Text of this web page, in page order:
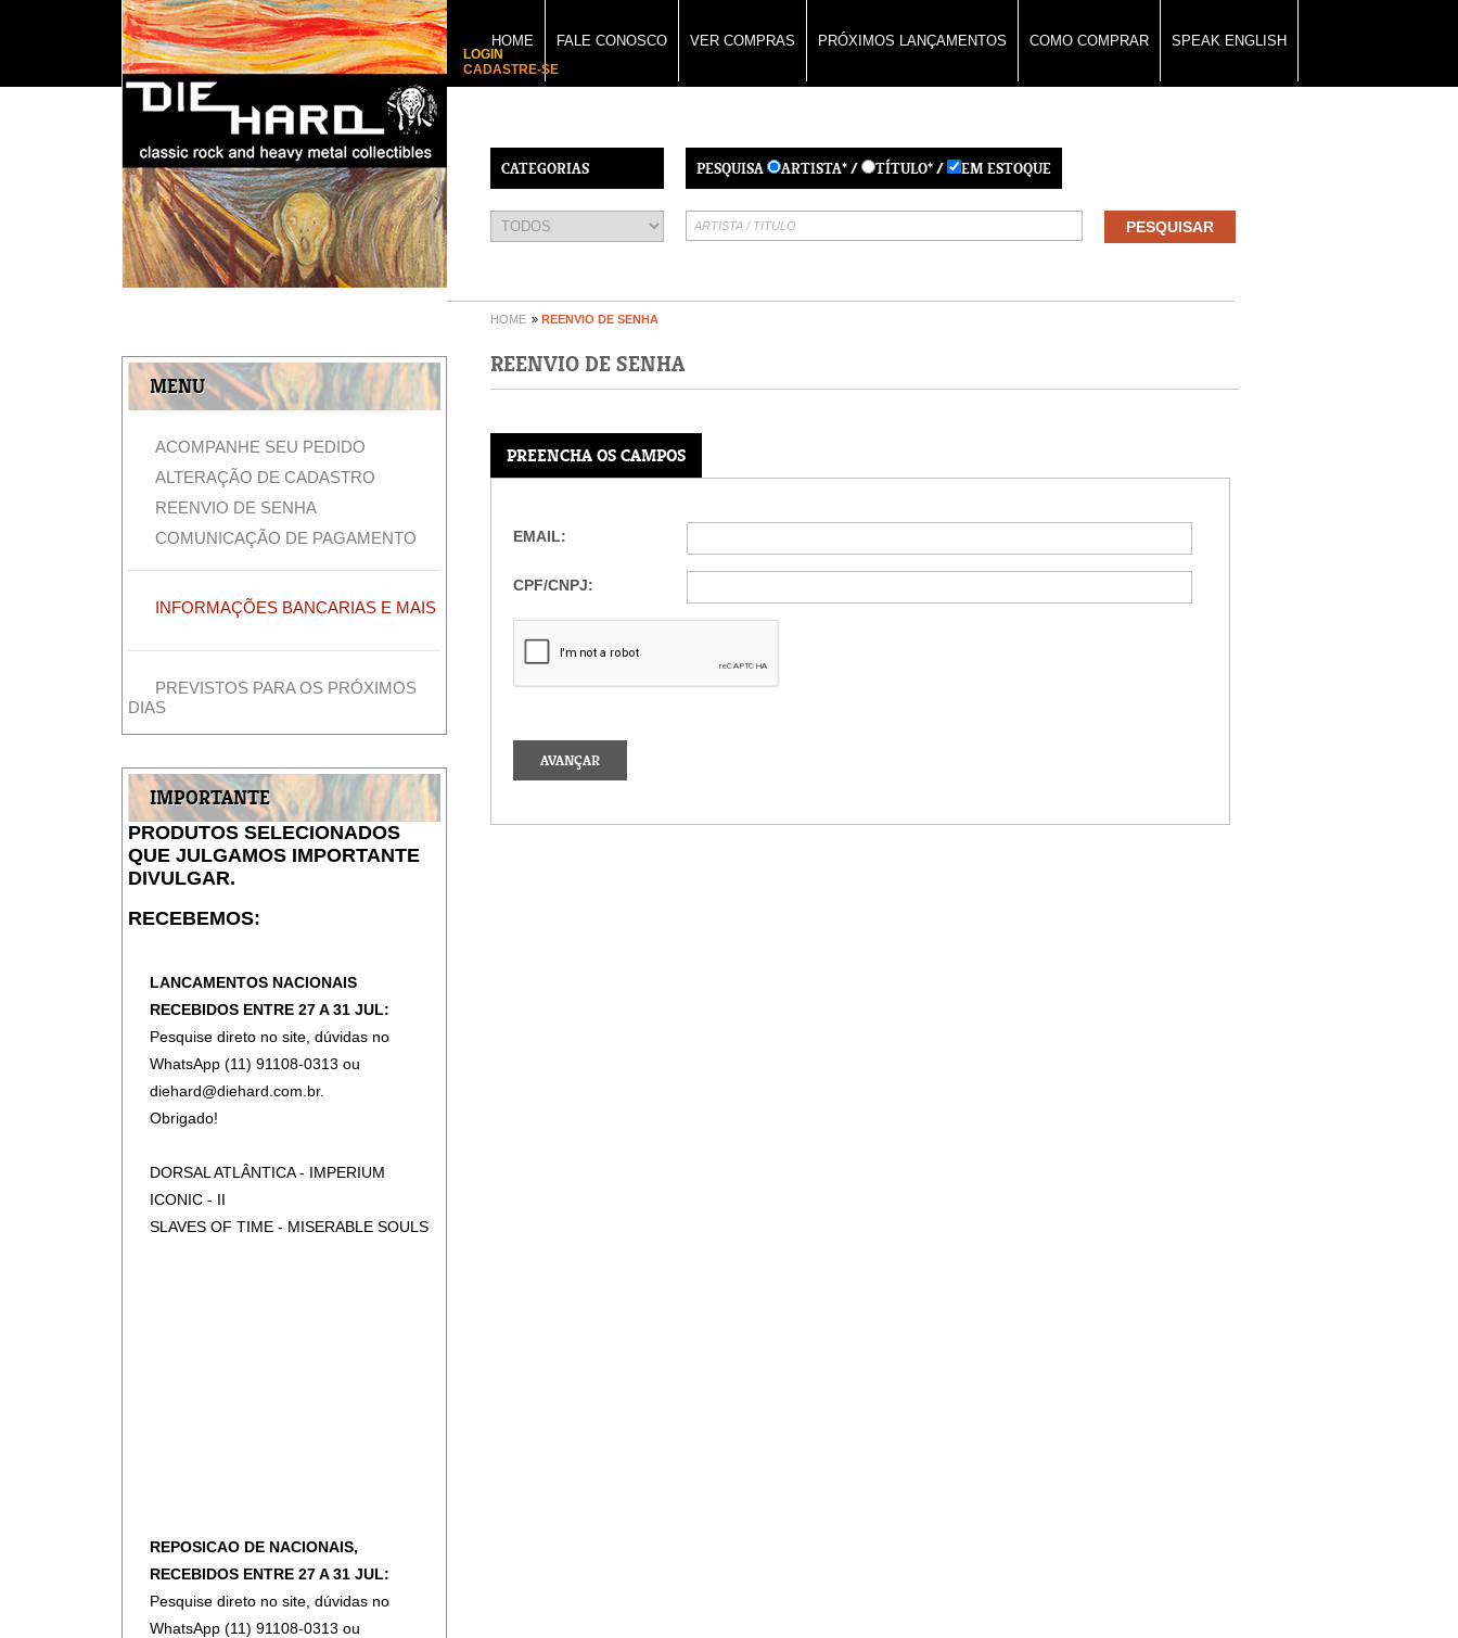
HOME FALE CONOSCO VER COMPRAS PRÓXIMOS LANÇAMENTOS COMO COMPRAR SPEAK ENGLISH
LOGIN
CADASTRE-SE
CATEGORIAS PESQUISA ARTISTA* / TÍTULO* / EM ESTOQUE
HOME » REENVIO DE SENHA
MENU
ACOMPANHE SEU PEDIDO
ALTERAÇÃO DE CADASTRO
REENVIO DE SENHA
COMUNICAÇÃO DE PAGAMENTO
INFORMAÇÕES BANCARIAS E MAIS
PREVISTOS PARA OS PRÓXIMOS
DIAS
IMPORTANTE
PRODUTOS SELECIONADOS
QUE JULGAMOS IMPORTANTE
DIVULGAR.
RECEBEMOS:
LANCAMENTOS NACIONAIS
RECEBIDOS ENTRE 27 A 31 JUL:
Pesquise direto no site, dúvidas no
WhatsApp (11) 91108-0313 ou
diehard@diehard.com.br.
Obrigado!
DORSAL ATLÂNTICA - IMPERIUM
ICONIC - II
SLAVES OF TIME - MISERABLE SOULS
REPOSICAO DE NACIONAIS,
RECEBIDOS ENTRE 27 A 31 JUL:
Pesquise direto no site, dúvidas no
WhatsApp (11) 91108-0313 ou
REENVIO DE SENHA
PREENCHA OS CAMPOS
EMAIL:
CPF/CNPJ: